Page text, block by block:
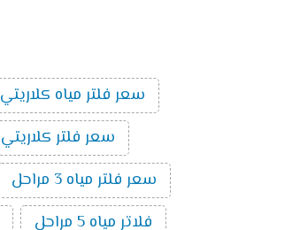
سعر فلتر مياه كلاريتي
سعر فلتر كلاريتي
سعر فلتر مياه 3 مراحل
فلاتر مياه 5 مراحل